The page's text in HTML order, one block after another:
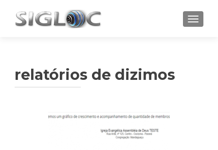
relatórios de dizimos